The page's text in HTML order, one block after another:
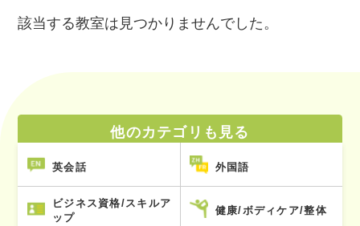
該当する教室は見つかりませんでした。
他のカテゴリも見る
英会話 外国語
ビジネス資格/スキルア
ップ
健康/ボディケア/整体